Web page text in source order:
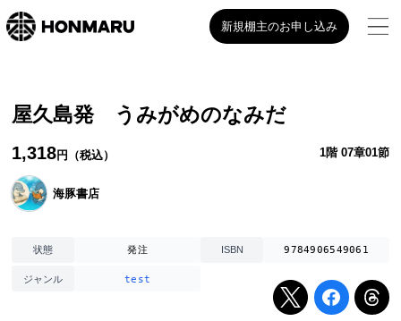
新規棚主のお申し込み
屋久島発 うみがめのなみだ
1,318円（税込） 1階 07章01節
海豚書店
状態 発注 ISBN 9784906549061
ジャンル test